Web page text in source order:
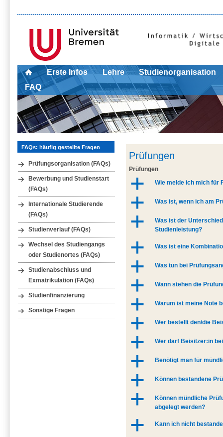
Erste Infos Lehre
Studienorganisation
FAQ
FAQs: häufig gestellte Fragen
Prüfungsorganisation (FAQs)
Bewerbung und Studienstart
(FAQs)
Internationale Studierende
(FAQs)
Studienverlauf (FAQs)
Wechsel des Studiengangs
oder Studienortes (FAQs)
Studienabschluss und
Exmatrikulation (FAQs)
Studienfinanzierung
Sonstige Fragen
Prüfungen
Prüfungen
a Wie melde ich mich für
a Was ist, wenn ich am
a
Was ist der
Studienleistung?
a Was ist eine
a Was tun bei
a Wann stehen die
a Warum ist meine Note
a Wer bestellt den/die
a Wer darf Beisitzer:in
a Benötigt man für
a Können bestandene
a
Können mündliche
abgelegt werden?
a Kann ich nicht